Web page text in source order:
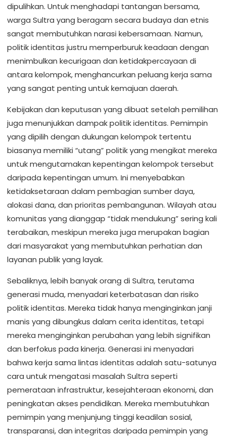
dipulihkan. Untuk menghadapi tantangan bersama,
warga Sultra yang beragam secara budaya dan etnis
sangat membutuhkan narasi kebersamaan. Namun,
politik identitas justru memperburuk keadaan dengan
menimbulkan kecurigaan dan ketidakpercayaan di
antara kelompok, menghancurkan peluang kerja sama
yang sangat penting untuk kemajuan daerah.
Kebijakan dan keputusan yang dibuat setelah pemilihan
juga menunjukkan dampak politik identitas. Pemimpin
yang dipilih dengan dukungan kelompok tertentu
biasanya memiliki “utang” politik yang mengikat mereka
untuk mengutamakan kepentingan kelompok tersebut
daripada kepentingan umum. Ini menyebabkan
ketidaksetaraan dalam pembagian sumber daya,
alokasi dana, dan prioritas pembangunan. Wilayah atau
komunitas yang dianggap “tidak mendukung” sering kali
terabaikan, meskipun mereka juga merupakan bagian
dari masyarakat yang membutuhkan perhatian dan
layanan publik yang layak.
Sebaliknya, lebih banyak orang di Sultra, terutama
generasi muda, menyadari keterbatasan dan risiko
politik identitas. Mereka tidak hanya menginginkan janji
manis yang dibungkus dalam cerita identitas, tetapi
mereka menginginkan perubahan yang lebih signifikan
dan berfokus pada kinerja. Generasi ini menyadari
bahwa kerja sama lintas identitas adalah satu-satunya
cara untuk mengatasi masalah Sultra seperti
pemerataan infrastruktur, kesejahteraan ekonomi, dan
peningkatan akses pendidikan. Mereka membutuhkan
pemimpin yang menjunjung tinggi keadilan sosial,
transparansi, dan integritas daripada pemimpin yang